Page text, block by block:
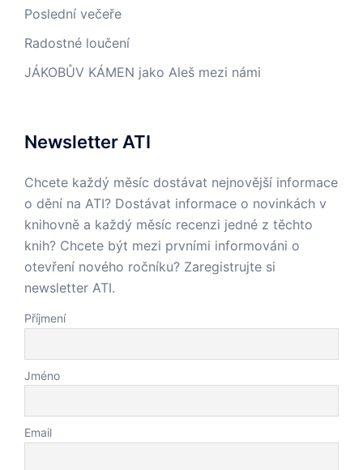
Poslední večeře
Radostné loučení
JÁKOBŮV KÁMEN jako Aleš mezi námi
Newsletter ATI
Chcete každý měsíc dostávat nejnovější informace
o dění na ATI? Dostávat informace o novinkách v
knihovně a každý měsíc recenzi jedné z těchto
knih? Chcete být mezi prvními informováni o
otevření nového ročníku? Zaregistrujte si
newsletter ATI.
Příjmení
Jméno
Email